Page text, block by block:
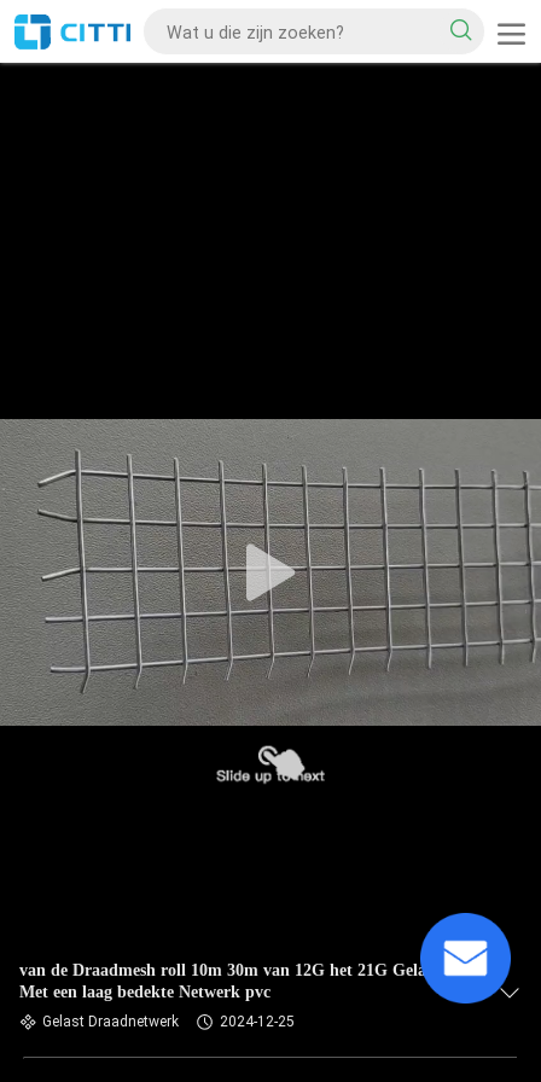
van de Draadmesh roll 10m 30m van 12G het 21G Gelaste
Met een laag bedekte Netwerk pvc
Gelast Draadnetwerk 2024-12-25